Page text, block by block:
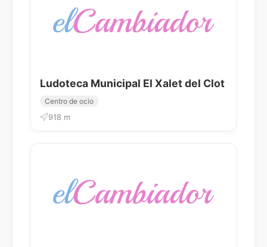
Ludoteca Municipal El Xalet del Clot
Centro de ocio
918 m